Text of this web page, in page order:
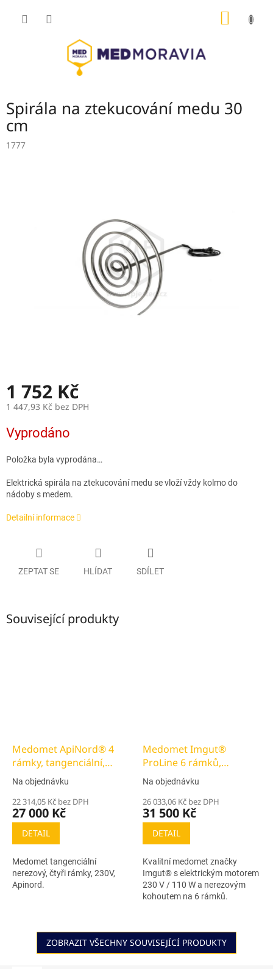
Spirála na ztekucování medu 30
cm
1777
1 752 Kč
1 447,93 Kč bez DPH
cena:
Vyprodáno
Položka byla vyprodána…
Elektrická spirála na ztekucování medu se vloží vždy kolmo do
nádoby s medem.
Detailní informace
ZEPTAT SE HLÍDAT SDÍLET
Související produkty
Medomet ApiNord® 4
rámky, tangenciální,
230V, Ø 540 mm
Na objednávku
22 314,05 Kč bez DPH
27 000 Kč
DETAIL
Medomet tangenciální
nerezový, čtyři rámky, 230V,
Apinord.
Medomet Imgut®
ProLine 6 rámků,
tangenciální, 230V, Ø 640
Na objednávku
26 033,06 Kč bez DPH
31 500 Kč
DETAIL
Kvalitní medomet značky
Imgut® s elektrickým motorem
230 V / 110 W a nerezovým
kohoutem na 6 rámků.
ZOBRAZIT VŠECHNY SOUVISEJÍCÍ PRODUKTY